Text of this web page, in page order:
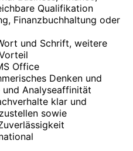
Qualifikation
Finanzbuchhaltung oder
und Schrift, weitere
Office
Denken und
Analyseaffinität
klar und
sowie